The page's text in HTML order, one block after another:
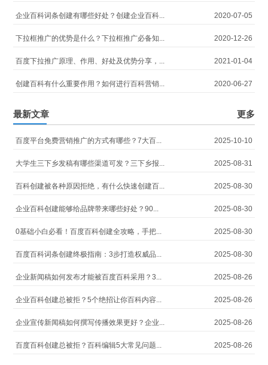
企业百科词条创建有哪些好处？创建企业百科... 2020-07-05
下拉框推广的优势是什么？下拉框推广必备知... 2020-12-26
百度下拉推广原理、作用、好处及优势分享，... 2021-01-04
创建百科有什么重要作用？如何进行百科营销... 2020-06-27
最新文章 更多
百度平台免费营销推广的方式有哪些？7大百... 2025-10-10
大学生三下乡发稿有哪些渠道可发？三下乡报... 2025-08-31
百科创建被各种原因拒绝，有什么快速创建百... 2025-08-30
企业百科创建能够给品牌带来哪些好处？90... 2025-08-30
0基础小白必看！百度百科创建全攻略，手把... 2025-08-30
百度百科词条创建终极指南：3步打造权威品... 2025-08-30
企业新闻稿如何发布才能被百度百科采用？3... 2025-08-26
企业百科创建总被拒？5个绝招让你百科内容... 2025-08-26
企业宣传新闻稿如何撰写传播效果更好？企业... 2025-08-26
百度百科创建总被拒？百科编辑5大常见问题... 2025-08-26